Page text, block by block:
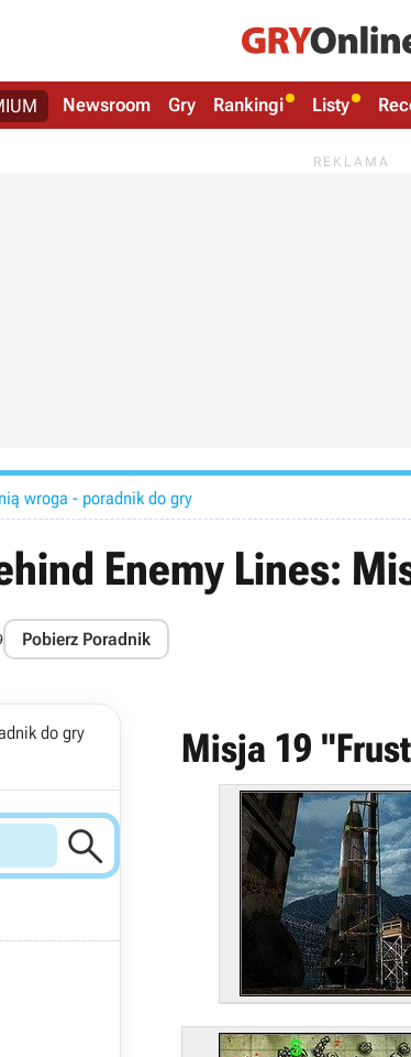
Newsroom Gry Rankingi Listy
wroga - poradnik do gry
Enemy Lines:
Pobierz Poradnik
do gry

Misja 19